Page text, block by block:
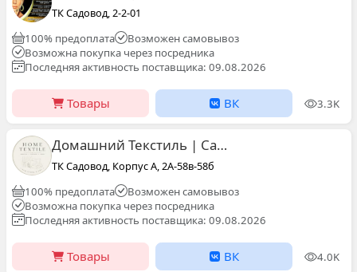
ТК Садовод, 2-2-01
100% предоплата
Возможен самовывоз
Возможна покупка через посредника
Последняя активность поставщика: 09.08.2026
Товары ВК 3.3K
Домашний Текстиль | Садовод 2В-39 корпус А
ТК Садовод, Корпус А, 2А-58в-58б
100% предоплата
Возможен самовывоз
Возможна покупка через посредника
Последняя активность поставщика: 09.08.2026
Товары ВК 4.0K